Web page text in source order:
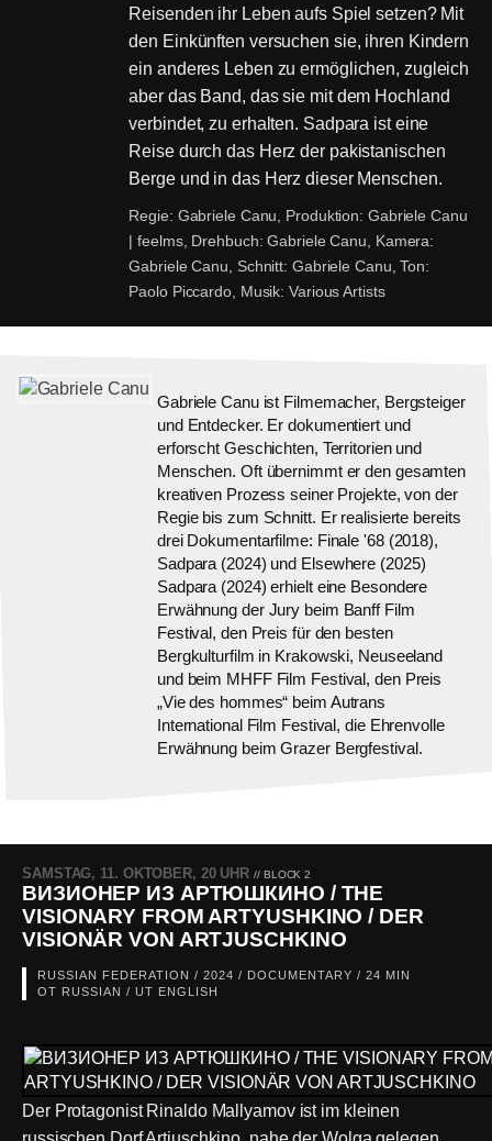
Reisenden ihr Leben aufs Spiel setzen? Mit
den Einkünften versuchen sie, ihren Kindern
ein anderes Leben zu ermöglichen, zugleich
aber das Band, das sie mit dem Hochland
verbindet, zu erhalten. Sadpara ist eine
Reise durch das Herz der pakistanischen
Berge und in das Herz dieser Menschen.
Regie: Gabriele Canu, Produktion: Gabriele Canu
| feelms, Drehbuch: Gabriele Canu, Kamera:
Gabriele Canu, Schnitt: Gabriele Canu,Ton:
Paolo Piccardo, Musik: Various Artists
Gabriele Canu ist Filmemacher, Bergsteiger
und Entdecker. Er dokumentiert und
erforscht Geschichten, Territorien und
Menschen. Oft übernimmt er den gesamten
kreativen Prozess seiner Projekte, von der
Regie bis zum Schnitt. Er realisierte bereits
drei Dokumentarfilme: Finale '68 (2018),
Sadpara (2024) und Elsewhere (2025)
Sadpara (2024) erhielt eine Besondere
Erwähnung der Jury beim Banff Film
Festival, den Preis für den besten
Bergkulturfilm in Krakowski, Neuseeland
und beim MHFF Film Festival, den Preis
„Vie des hommes“ beim Autrans
International Film Festival, die Ehrenvolle
Erwähnung beim Grazer Bergfestival.
SAMSTAG, 11. OKTOBER, 20 UHR// BLOCK 2
ВИЗИОНЕР ИЗ АРТЮШКИНО / THE
VISIONARY FROM ARTYUSHKINO / DER
VISIONÄR VON ARTJUSCHKINO
RUSSIAN FEDERATION / 2024 / DOCUMENTARY / 24 MIN
OT RUSSIAN / UT ENGLISH
Der Protagonist Rinaldo Mallyamov ist im kleinen